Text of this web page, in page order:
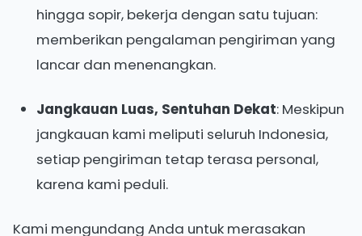
hingga sopir, bekerja dengan satu tujuan:
memberikan pengalaman pengiriman yang
lancar dan menenangkan.
Jangkauan Luas, Sentuhan Dekat: Meskipun
jangkauan kami meliputi seluruh Indonesia,
setiap pengiriman tetap terasa personal,
karena kami peduli.
Kami mengundang Anda untuk merasakan